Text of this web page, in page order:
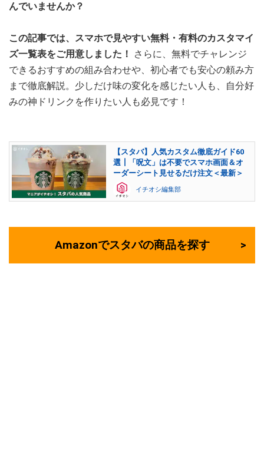
んでいませんか？
この記事では、 スマホで見やすい無料・有料のカスタマイ
ズ一覧表をご用意しました！
さらに、無料でチャレンジ
できるおすすめの組み合わせや、初心者でも安心の頼み方
まで徹底解説。少しだけ味の変化を感じたい人も、自分好
みの神ドリンクを作りたい人も必見です！
【スタバ】人気カスタム徹底ガイド60
選┃「呪文」は不要でスマホ画面＆オ
ーダーシート見せるだけ注文＜最新＞
イチオシ編集部
Amazonでスタバの商品を探す